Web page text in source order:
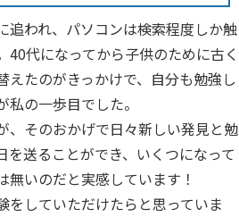
追われ、パソコンは検索程度しか触
40代になってから子供のために古く
えたのがきっかけで、自分も勉強し
の一歩目でした。
、そのおかげで日々新しい発見と勉
を送ることができ、いくつになって
無いのだと実感しています！
をしていただけたらと思っていま